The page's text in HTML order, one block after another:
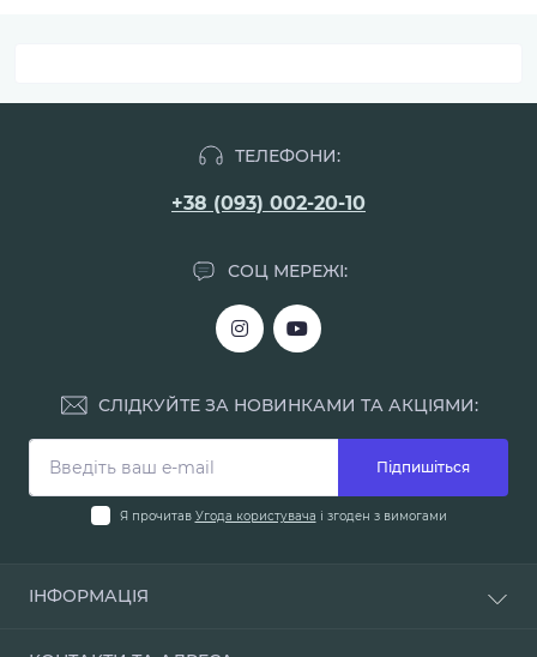
ТЕЛЕФОНИ:
+38 (093) 002-20-10
СОЦ МЕРЕЖІ:
СЛІДКУЙТЕ ЗА НОВИНКАМИ ТА АКЦІЯМИ:
Підпишіться
Я прочитав Угода користувача і згоден з вимогами
ІНФОРМАЦІЯ